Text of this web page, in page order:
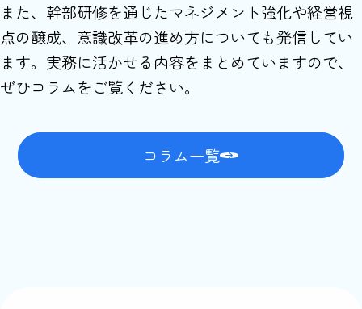
また、幹部研修を通じたマネジメント強化や経営視
点の醸成、意識改革の進め方についても発信してい
ます。実務に活かせる内容をまとめていますので、
ぜひコラムをご覧ください。
コラム一覧